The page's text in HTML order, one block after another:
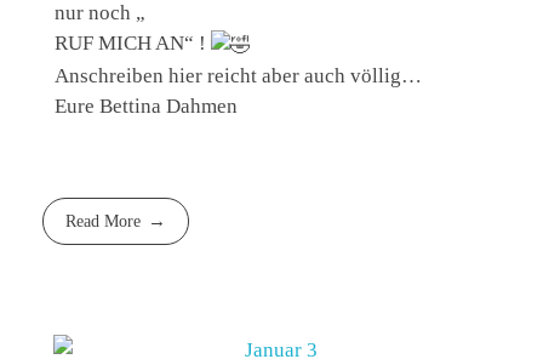
nur noch „
RUF MICH AN“ !
Anschreiben hier reicht aber auch völlig…
Eure Bettina Dahmen
Read More